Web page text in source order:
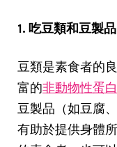
1. 吃豆類和豆製品
豆類是素食者的
富的非動物性蛋
豆製品（如豆腐、
有助於提供身體